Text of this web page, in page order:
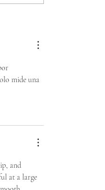
Organizador de Juegos
mide una
and
at a large